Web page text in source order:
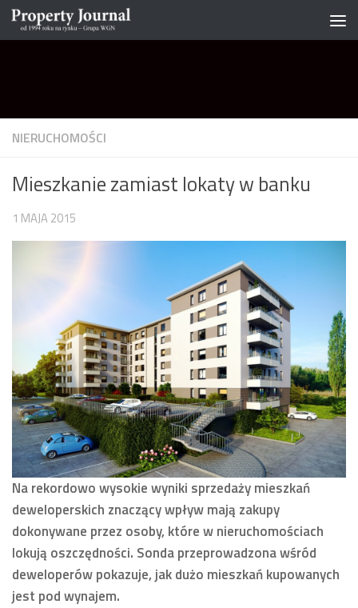
Skip to content
NIERUCHOMOŚCI
Mieszkanie zamiast lokaty w banku
1 MAJA 2015
Na rekordowo wysokie wyniki sprzedaży mieszkań
deweloperskich znaczący wpływ mają zakupy
dokonywane przez osoby, które w nieruchomościach
lokują oszczędności. Sonda przeprowadzona wśród
deweloperów pokazuje, jak dużo mieszkań kupowanych
jest pod wynajem.